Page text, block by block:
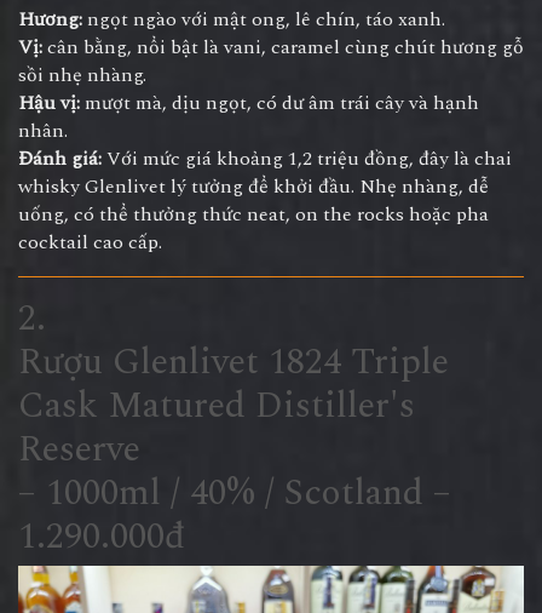
Hương: ngọt ngào với mật ong, lê chín, táo xanh.
Vị:cân bằng, nổi bật là vani, caramel cùng chút hương gỗ
sồi nhẹ nhàng.
Hậu vị: mượt mà, dịu ngọt, có dư âm trái cây và hạnh
nhân.
Đánh giá:Với mức giá khoảng 1,2 triệu đồng, đây là chai
whisky Glenlivet lý tưởng để khởi đầu. Nhẹ nhàng, dễ
uống, có thể thưởng thức neat, on the rocks hoặc pha
cocktail cao cấp.
2.
Rượu Glenlivet 1824 Triple
Cask Matured Distiller's
Reserve
– 1000ml / 40% / Scotland –
1.290.000đ